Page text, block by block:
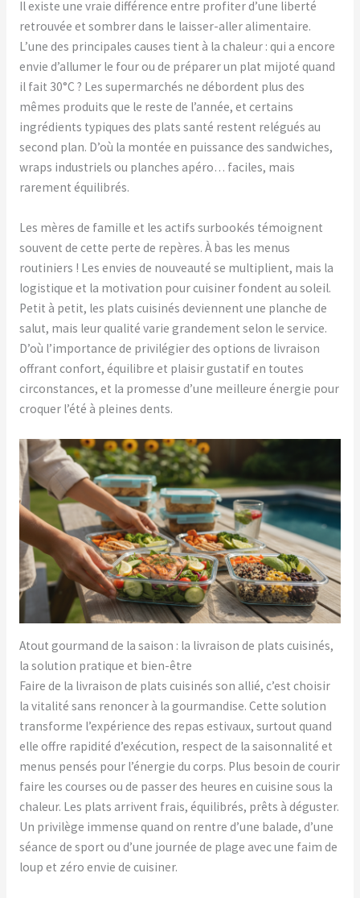
Il existe une vraie différence entre profiter d’une liberté
retrouvée et sombrer dans le laisser-aller alimentaire.
L’une des principales causes tient à la chaleur : qui a encore
envie d’allumer le four ou de préparer un plat mijoté quand
il fait 30°C ? Les supermarchés ne débordent plus des
mêmes produits que le reste de l’année, et certains
ingrédients typiques des plats santé restent relégués au
second plan. D’où la montée en puissance des sandwiches,
wraps industriels ou planches apéro… faciles, mais
rarement équilibrés.
Les mères de famille et les actifs surbookés témoignent
souvent de cette perte de repères. À bas les menus
routiniers ! Les envies de nouveauté se multiplient, mais la
logistique et la motivation pour cuisiner fondent au soleil.
Petit à petit, les plats cuisinés deviennent une planche de
salut, mais leur qualité varie grandement selon le service.
D’où l’importance de privilégier des options de livraison
offrant confort, équilibre et plaisir gustatif en toutes
circonstances, et la promesse d’une meilleure énergie pour
croquer l’été à pleines dents.
Atout gourmand de la saison : la livraison de plats cuisinés,
la solution pratique et bien-être
Faire de la livraison de plats cuisinés son allié, c’est choisir
la vitalité sans renoncer à la gourmandise. Cette solution
transforme l’expérience des repas estivaux, surtout quand
elle offre rapidité d’exécution, respect de la saisonnalité et
menus pensés pour l’énergie du corps. Plus besoin de courir
faire les courses ou de passer des heures en cuisine sous la
chaleur. Les plats arrivent frais, équilibrés, prêts à déguster.
Un privilège immense quand on rentre d’une balade, d’une
séance de sport ou d’une journée de plage avec une faim de
loup et zéro envie de cuisiner.